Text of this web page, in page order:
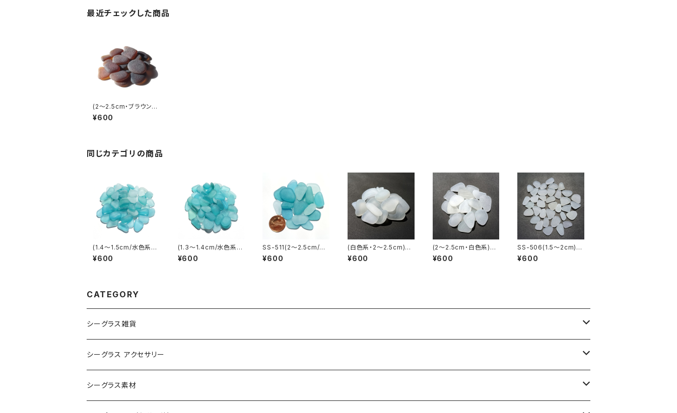
最近チェックした商品
(2～2.5cm・ブラウン
系) クラフト用シーグラ
ス素材 SS-484
¥600
同じカテゴリの商品
(1.4～1.5cm/水色系)
クラフト用シーグラス素
材 SS-510
¥600
(1.3～1.4cm/水色系)
クラフト用シーグラス素
材 SS-509
¥600
SS-511(2～2.5cm/ク
ラフト用)水色系シーグ
ラス素材
¥600
(白色系・2～2.5cm)ク
ラフト用シーグラス素材
SS-507
¥600
(2～2.5cm・白色系)ク
ラフト用シーグラス素材
SS-508
¥600
SS-506(1.5～2cm)白
色系クラフト用シーグラ
ス素材
¥600
CATEGORY
シーグラス雑貨
コレクション用シーグラス
シーグラス オブジェ・置物
シーグラス アクセサリー
シーグラス ネックレス
シーグラス素材